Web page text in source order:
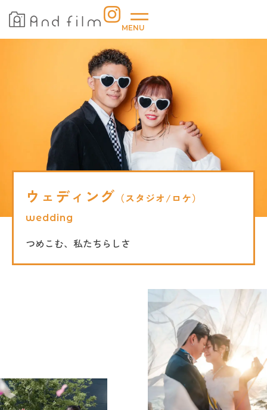
MENU
ウェディング （スタジオ/ロケ）
wedding
つめこむ、私たちらしさ